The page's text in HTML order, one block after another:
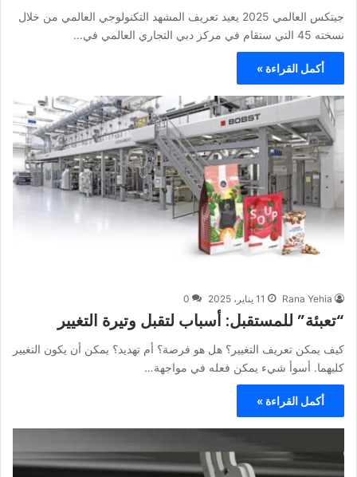
جيتكس العالمي 2025 يعيد تعريف المشهد التكنولوجي العالمي من خلال
نسخته 45 التي ستقام في مركز دبي التجاري العالمي في…
أكمل القراءة »
Rana Yehia 11 يناير، 2025 0
“تعبئة” للمستقبل: أسباب لتقبل وتيرة التغيير
كيف يمكن تعريف التغيير؟ هل هو فرصة؟ أم تهديد؟ يمكن أن يكون التغيير
كليهما. أسوأ شيء يمكن فعله في مواجهة…
أكمل القراءة »